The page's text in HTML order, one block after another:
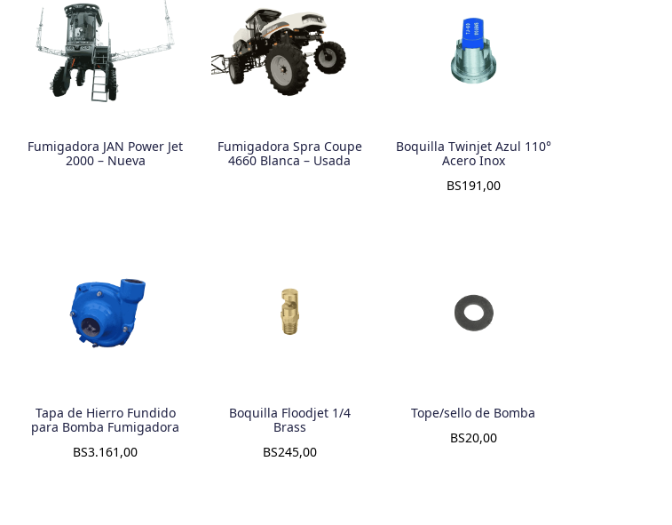
Fumigadora JAN Power Jet
2000 – Nueva
Fumigadora Spra Coupe
4660 Blanca – Usada
Boquilla Twinjet Azul 110°
Acero Inox
BS191,00
Tapa de Hierro Fundido
para Bomba Fumigadora
BS3.161,00
Boquilla Floodjet 1/4
Brass
BS245,00
Tope/sello de Bomba
BS20,00